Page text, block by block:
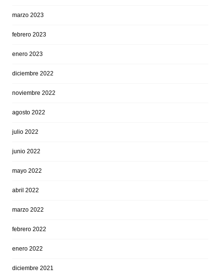
marzo 2023
febrero 2023
enero 2023
diciembre 2022
noviembre 2022
agosto 2022
julio 2022
junio 2022
mayo 2022
abril 2022
marzo 2022
febrero 2022
enero 2022
diciembre 2021